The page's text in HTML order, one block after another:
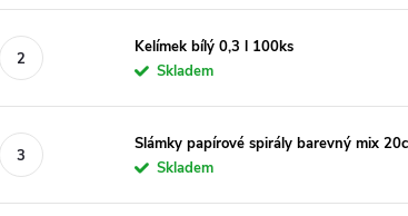
Kelímek bílý 0,3 l 100ks
Skladem
Slámky papírové spirály barevný mix
Skladem